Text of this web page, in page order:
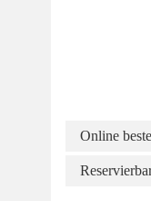
Online